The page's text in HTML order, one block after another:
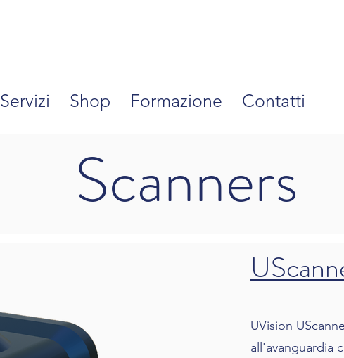
Servizi Shop Formazione Contatti
Scanners
UVision
all'avanguardia